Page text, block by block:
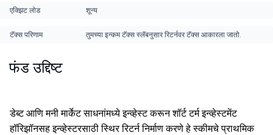
एक्झिट लोड शून्य
टॅक्स परिणाम तुमच्या इन्कम टॅक्स स्लॅबनुसार रिटर्नवर टॅक्स आकारला जातो.
फंड उद्दिष्ट
डेब्ट आणि मनी मार्केट साधनांमध्ये इन्व्हेस्ट करून शॉर्ट टर्म इन्व्हेस्टमेंट
हॉरिझॉनसह इन्व्हेस्टरसाठी स्थिर रिटर्न निर्माण करणे हे स्कीमचे प्राथमिक